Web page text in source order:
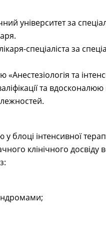
університет за
спеціаліста за
та
та вдосконалюю
блоці інтенсивної
клінічного досвіду